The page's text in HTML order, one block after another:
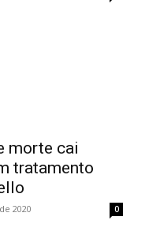
morte cai
tratamento
2020 0